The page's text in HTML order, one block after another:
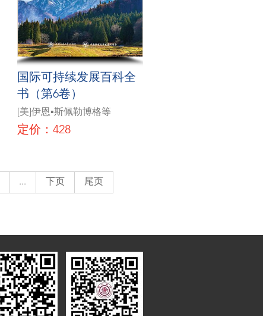
国际可持续发展百科全
书（第6卷）
[美]伊恩▪斯佩勒博格等
定价：428
... 下页 尾页